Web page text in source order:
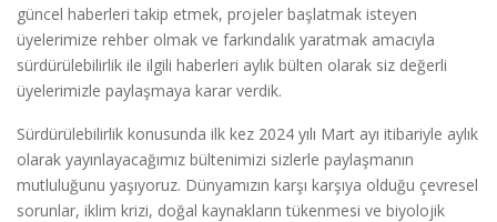
güncel haberleri takip etmek, projeler başlatmak isteyen
üyelerimize rehber olmak ve farkındalık yaratmak amacıyla
sürdürülebilirlik ile ilgili haberleri aylık bülten olarak siz değerli
üyelerimizle paylaşmaya karar verdik.
Sürdürülebilirlik konusunda ilk kez 2024 yılı Mart ayı itibariyle aylık
olarak yayınlayacağımız bültenimizi sizlerle paylaşmanın
mutluluğunu yaşıyoruz. Dünyamızın karşı karşıya olduğu çevresel
sorunlar, iklim krizi, doğal kaynakların tükenmesi ve biyolojik